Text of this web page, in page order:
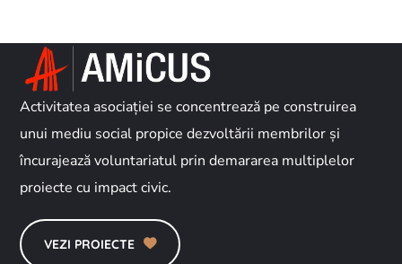
Activitatea asociației se concentrează pe construirea
unui mediu social propice dezvoltării membrilor și
încurajează voluntariatul prin demararea multiplelor
proiecte cu impact civic.
VEZI PROIECTE